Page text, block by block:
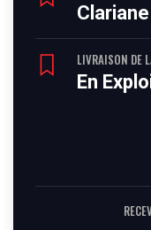
LIVRAISON DE
En